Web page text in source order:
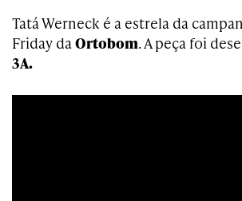
Tatá Werneck é a estrela da
Friday daOrtobom. A peça foi
3A.